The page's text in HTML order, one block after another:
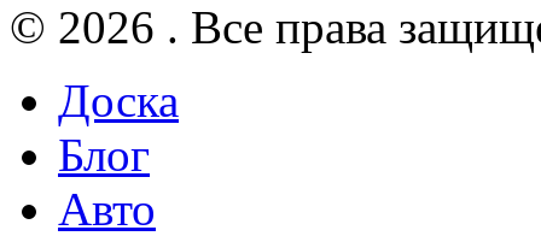
© 2026 . Все права
Доска
Блог
Авто